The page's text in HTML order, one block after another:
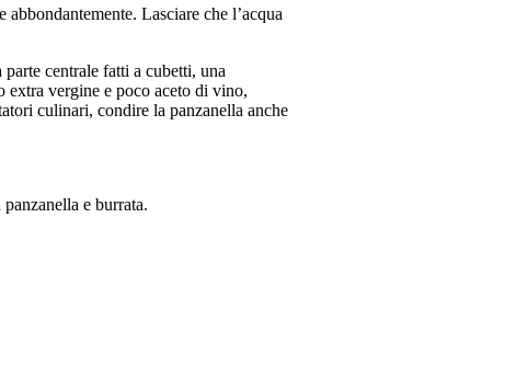
Lasciare che l’acqua
centrale fatti a cubetti, una
extra vergine e poco aceto di vino,
culinari, condire la panzanella anche
e burrata.